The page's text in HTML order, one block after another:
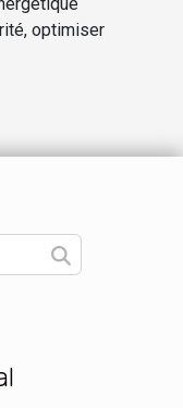
de
optimiser